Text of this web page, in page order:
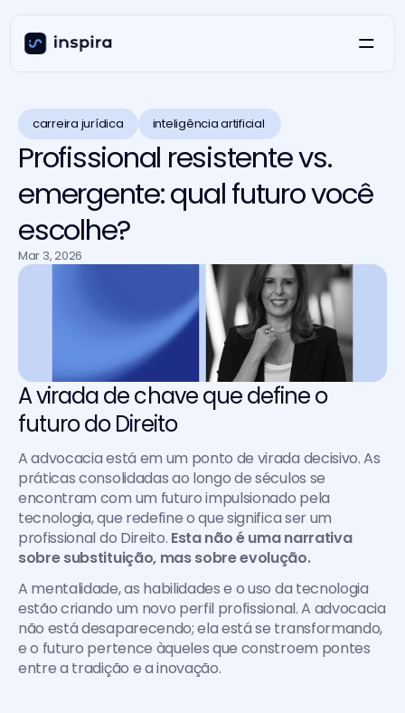
carreira jurídica inteligência artificial
Profissional resistente vs.
emergente: qual futuro você
escolhe?
Mar 3, 2026
A virada de chave que define o
futuro do Direito
A advocacia está em um ponto de virada decisivo. As
práticas consolidadas ao longo de séculos se
encontram com um futuro impulsionado pela
tecnologia, que redefine o que significa ser um
profissional do Direito. Esta não é uma narrativa
sobre substituição, mas sobre evolução.
A mentalidade, as habilidades e o uso da tecnologia
estão criando um novo perfil profissional. A advocacia
não está desaparecendo; ela está se transformando,
e o futuro pertence àqueles que constroem pontes
entre a tradição e a inovação.